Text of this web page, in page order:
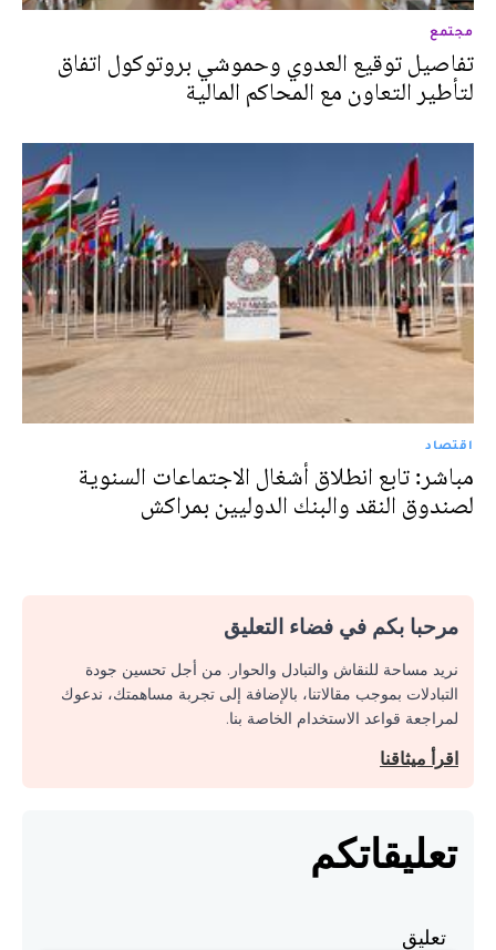
مجتمع
تفاصيل توقيع العدوي وحموشي بروتوكول اتفاق
لتأطير التعاون مع المحاكم المالية
اقتصاد
مباشر: تابع انطلاق أشغال الاجتماعات السنوية
لصندوق النقد والبنك الدوليين بمراكش
مرحبا بكم في فضاء التعليق
نريد مساحة للنقاش والتبادل والحوار. من أجل تحسين جودة
التبادلات بموجب مقالاتنا، بالإضافة إلى تجربة مساهمتك، ندعوك
لمراجعة قواعد الاستخدام الخاصة بنا.
اقرأ ميثاقنا
تعليقاتكم
تعليق